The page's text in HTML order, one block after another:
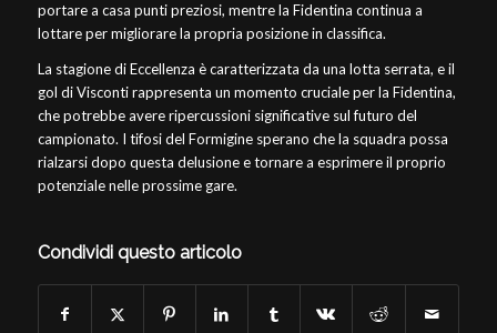
portare a casa punti preziosi, mentre la Fidentina continua a
lottare per migliorare la propria posizione in classifica.
La stagione di Eccellenza è caratterizzata da una lotta serrata, e il
gol di Visconti rappresenta un momento cruciale per la Fidentina,
che potrebbe avere ripercussioni significative sul futuro del
campionato. I tifosi del Formigine sperano che la squadra possa
rialzarsi dopo questa delusione e tornare a esprimere il proprio
potenziale nelle prossime gare.
Condividi questo articolo